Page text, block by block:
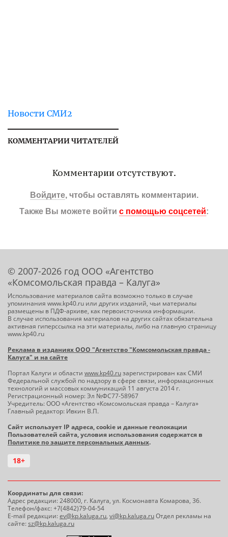
Новости СМИ2
КОММЕНТАРИИ ЧИТАТЕЛЕЙ
Комментарии отсутствуют.
Войдите, чтобы оставлять комментарии.
Также Вы можете войти с помощью соцсетей:
© 2007-2026 год ООО «Агентство
«Комсомольская правда – Калуга»
Использование материалов сайта возможно только в случае
упоминания www.kp40.ru или других изданий, чьи материалы
размещены в ПДФ-архиве, как первоисточника информации.
В случае использования материалов на других сайтах обязательна
активная гиперссылка на эти материалы, либо на главную страницу
www.kp40.ru
Реклама в изданиях ООО "Агентство "Комсомольская правда -
Калуга" и на сайте
Портал Калуги и области www.kp40.ruзарегистрирован как СМИ
Федеральной службой по надзору в сфере связи, информационных
технологий и массовых коммуникаций 11 августа 2014 г.
Регистрационный номер: Эл №ФС77-58967
Учредитель: ООО «Агентство «Комсомольская правда – Калуга»
Главный редактор: Ивкин В.П.
Сайт использует IP адреса, cookie и данные геолокации
Пользователей сайта, условия использования содержатся в
Политике по защите персональных данных.
18+
Координаты для связи:
Адрес редакции: 248000, г. Калуга, ул. Космонавта Комарова, 36.
Телефон/факс: +7(4842)79-04-54
E-mail редакции:ev@kp.kaluga.ru, vi@kp.kaluga.ruОтдел рекламы на
сайте:sz@kp.kaluga.ru